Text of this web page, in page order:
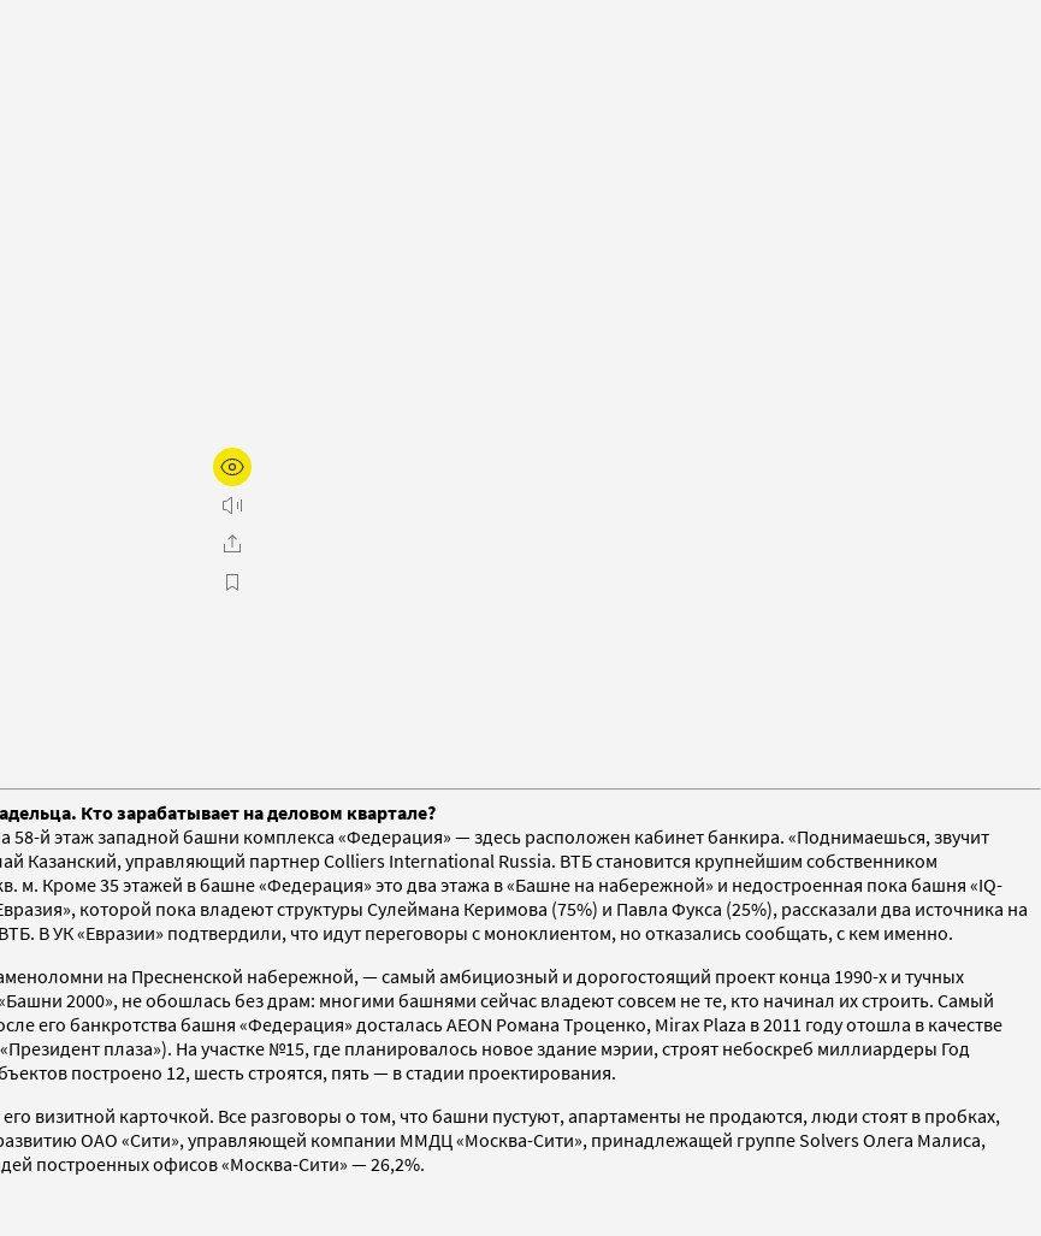
Кто зарабатывает на деловом квартале?
58-й этаж западной башни комплекса «Федерация» — здесь расположен кабинет банкира. «Поднимаешься, звучит
Казанский, управляющий партнер Colliers International Russia. ВТБ становится крупнейшим собственником
м. Кроме 35 этажей в башне «Федерация» это два этажа в «Башне на набережной» и недостроенная пока башня «IQ-
которой пока владеют структуры Сулеймана Керимова (75%) и Павла Фукса (25%), рассказали два источника на
В УК «Евразии» подтвердили, что идут переговоры с моноклиентом, но отказались сообщать, с кем именно.
на Пресненской набережной, — самый амбициозный и дорогостоящий проект конца 1990-х и тучных
2000», не обошлась без драм: многими башнями сейчас владеют совсем не те, кто начинал их строить. Самый
его банкротства башня «Федерация» досталась AEON Романа Троценко, Mirax Plaza в 2011 году отошла в качестве
плаза»). На участке №15, где планировалось новое здание мэрии, строят небоскреб миллиардеры Год
построено 12, шесть строятся, пять — в стадии проектирования.
визитной карточкой. Все разговоры о том, что башни пустуют, апартаменты не продаются, люди стоят в пробках,
ОАО «Сити», управляющей компании ММДЦ «Москва-Сити», принадлежащей группе Solvers Олега Малиса,
построенных офисов «Москва-Сити» — 26,2%.